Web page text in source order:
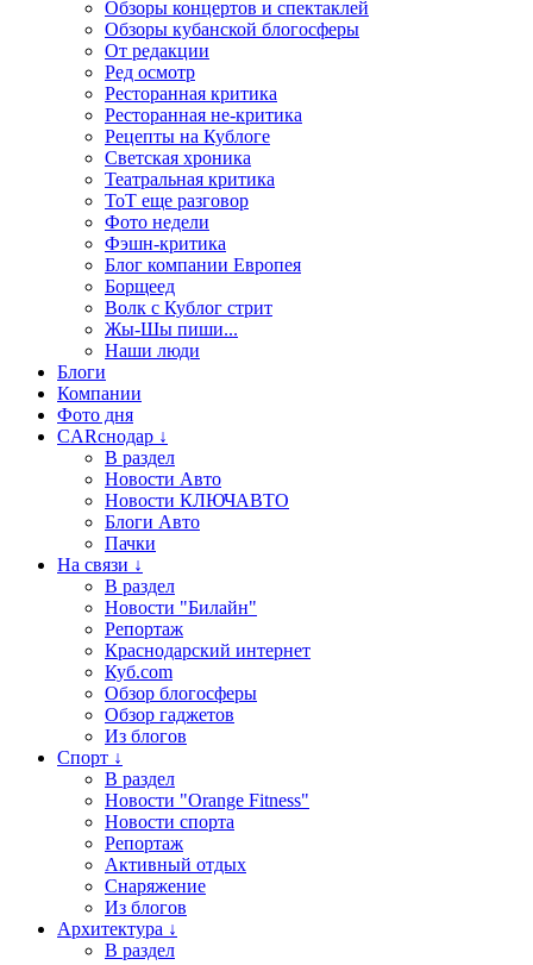
Обзоры концертов и спектаклей
Обзоры кубанской блогосферы
От редакции
Ред осмотр
Ресторанная критика
Ресторанная не-критика
Рецепты на Кублоге
Светская хроника
Театральная критика
ТоТ еще разговор
Фото недели
Фэшн-критика
Блог компании Европея
Борщеед
Волк с Кублог стрит
Жы-Шы пиши...
Наши люди
Блоги
Компании
Фото дня
CARснодар ↓
В раздел
Новости Авто
Новости КЛЮЧАВТО
Блоги Авто
Пачки
На связи ↓
В раздел
Новости "Билайн"
Репортаж
Краснодарский интернет
Куб.com
Обзор блогосферы
Обзор гаджетов
Из блогов
Спорт ↓
В раздел
Новости "Orange Fitness"
Новости спорта
Репортаж
Активный отдых
Снаряжение
Из блогов
Архитектура ↓
В раздел